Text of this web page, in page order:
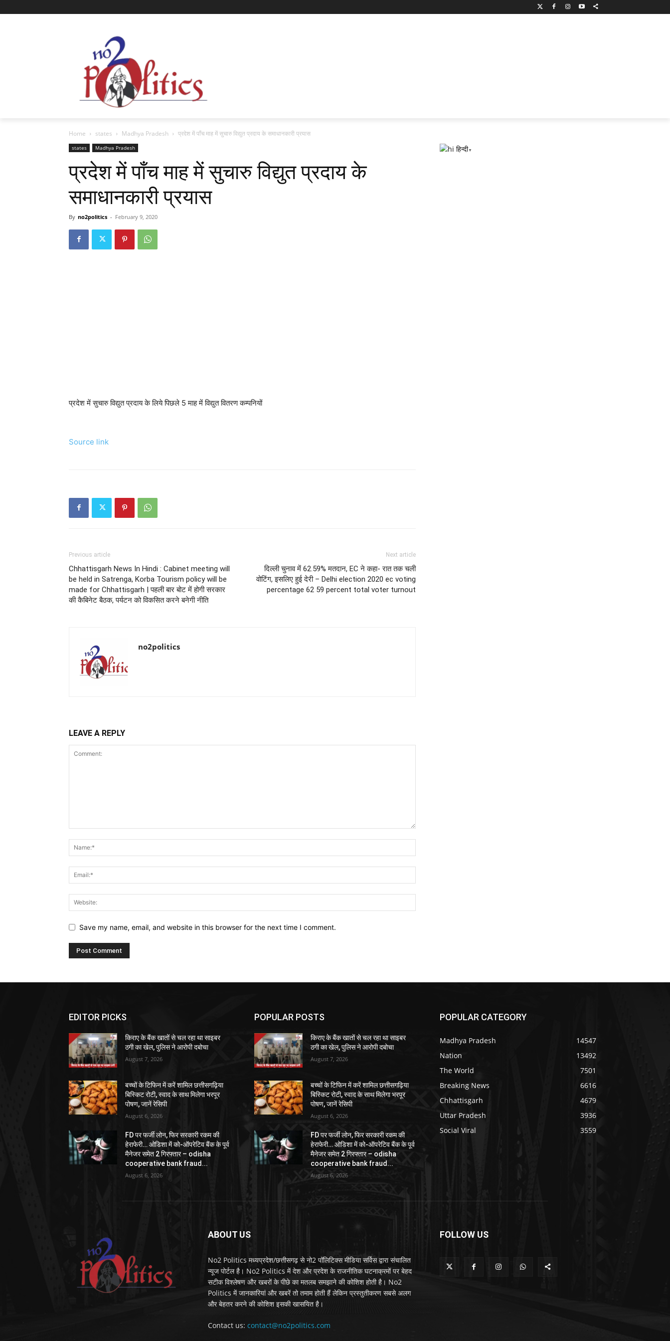
Home states Madhya Pradesh प्रदेश में पाँच माह में सुचारु विद्युत प्रदाय के समाधानकारी प्रयास
states Madhya Pradesh
प्रदेश में पाँच माह में सुचारु विद्युत प्रदाय के
समाधानकारी प्रयास
By no2politics - February 9, 2020
प्रदेश में सुचारु विद्युत प्रदाय के लिये पिछले 5 माह में विद्युत वितरण कम्पनियों
Source link
Previous article
Chhattisgarh News In Hindi : Cabinet meeting will
be held in Satrenga, Korba Tourism policy will be
made for Chhattisgarh | पहली बार बोट में होगी सरकार
की कैबिनेट बैठक, पर्यटन को विकसित करने बनेगी नीति
Next article
दिल्ली चुनाव में 62.59% मतदान, EC ने कहा- रात तक चली
वोटिंग, इसलिए हुई देरी – Delhi election 2020 ec voting
percentage 62 59 percent total voter turnout
no2politics
LEAVE A REPLY
Save my name, email, and website in this browser for the next time I comment.
हिन्दी▼
EDITOR PICKS
किराए के बैंक खातों से चल रहा था साइबर
ठगी का खेल, पुलिस ने आरोपी दबोचा
August 7, 2026
बच्चों के टिफिन में करें शामिल छत्तीसगढ़िया
बिस्किट रोटी, स्वाद के साथ मिलेगा भरपूर
पोषण, जानें रेसिपी
August 6, 2026
FD पर फर्जी लोन, फिर सरकारी रकम की
हेराफेरी… ओडिशा में को-ऑपरेटिव बैंक के पूर्व
मैनेजर समेत 2 गिरफ्तार – odisha
cooperative bank fraud...
August 6, 2026
POPULAR POSTS
किराए के बैंक खातों से चल रहा था साइबर
ठगी का खेल, पुलिस ने आरोपी दबोचा
August 7, 2026
बच्चों के टिफिन में करें शामिल छत्तीसगढ़िया
बिस्किट रोटी, स्वाद के साथ मिलेगा भरपूर
पोषण, जानें रेसिपी
August 6, 2026
FD पर फर्जी लोन, फिर सरकारी रकम की
हेराफेरी… ओडिशा में को-ऑपरेटिव बैंक के पूर्व
मैनेजर समेत 2 गिरफ्तार – odisha
cooperative bank fraud...
August 6, 2026
POPULAR CATEGORY
Madhya Pradesh
14547
Nation
13492
The World
7501
Breaking News
6616
Chhattisgarh
4679
Uttar Pradesh
3936
Social Viral
3559
ABOUT US
No2 Politics मध्यप्रदेश/छत्तीसगढ़ से नो2 पॉलिटिक्स मीडिया सर्विस द्वारा संचालित
न्यूज पोर्टल है। No2 Politics में देश और प्रदेश के राजनीतिक घटनाक्रमों पर बेहद
सटीक विश्लेषण और खबरों के पीछे का मतलब समझाने की कोशिश होती है। No2
Politics में जानकारियां और खबरें तो तमाम होती हैं लेकिन प्रस्तुतीकरण सबसे अलग
और बेहतर करने की कोशिश इसकी खासयित है।
Contact us: contact@no2politics.com
FOLLOW US